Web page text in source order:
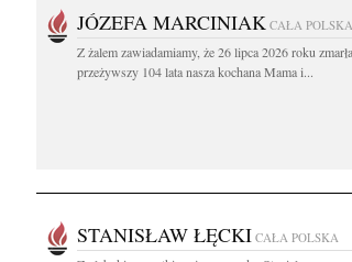
JÓZEFA MARCINIAK CAŁA POLSKA
Z żalem zawiadamiamy, że 26 lipca 2026 roku zmarła
przeżywszy 104 lata nasza kochana Mama i...
STANISŁAW ŁĘCKI CAŁA POLSKA